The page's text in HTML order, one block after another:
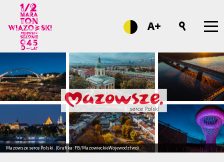
A+
Mazowsze serce Polski. (Grafika: FB/MazowieckieWojewodztwo)